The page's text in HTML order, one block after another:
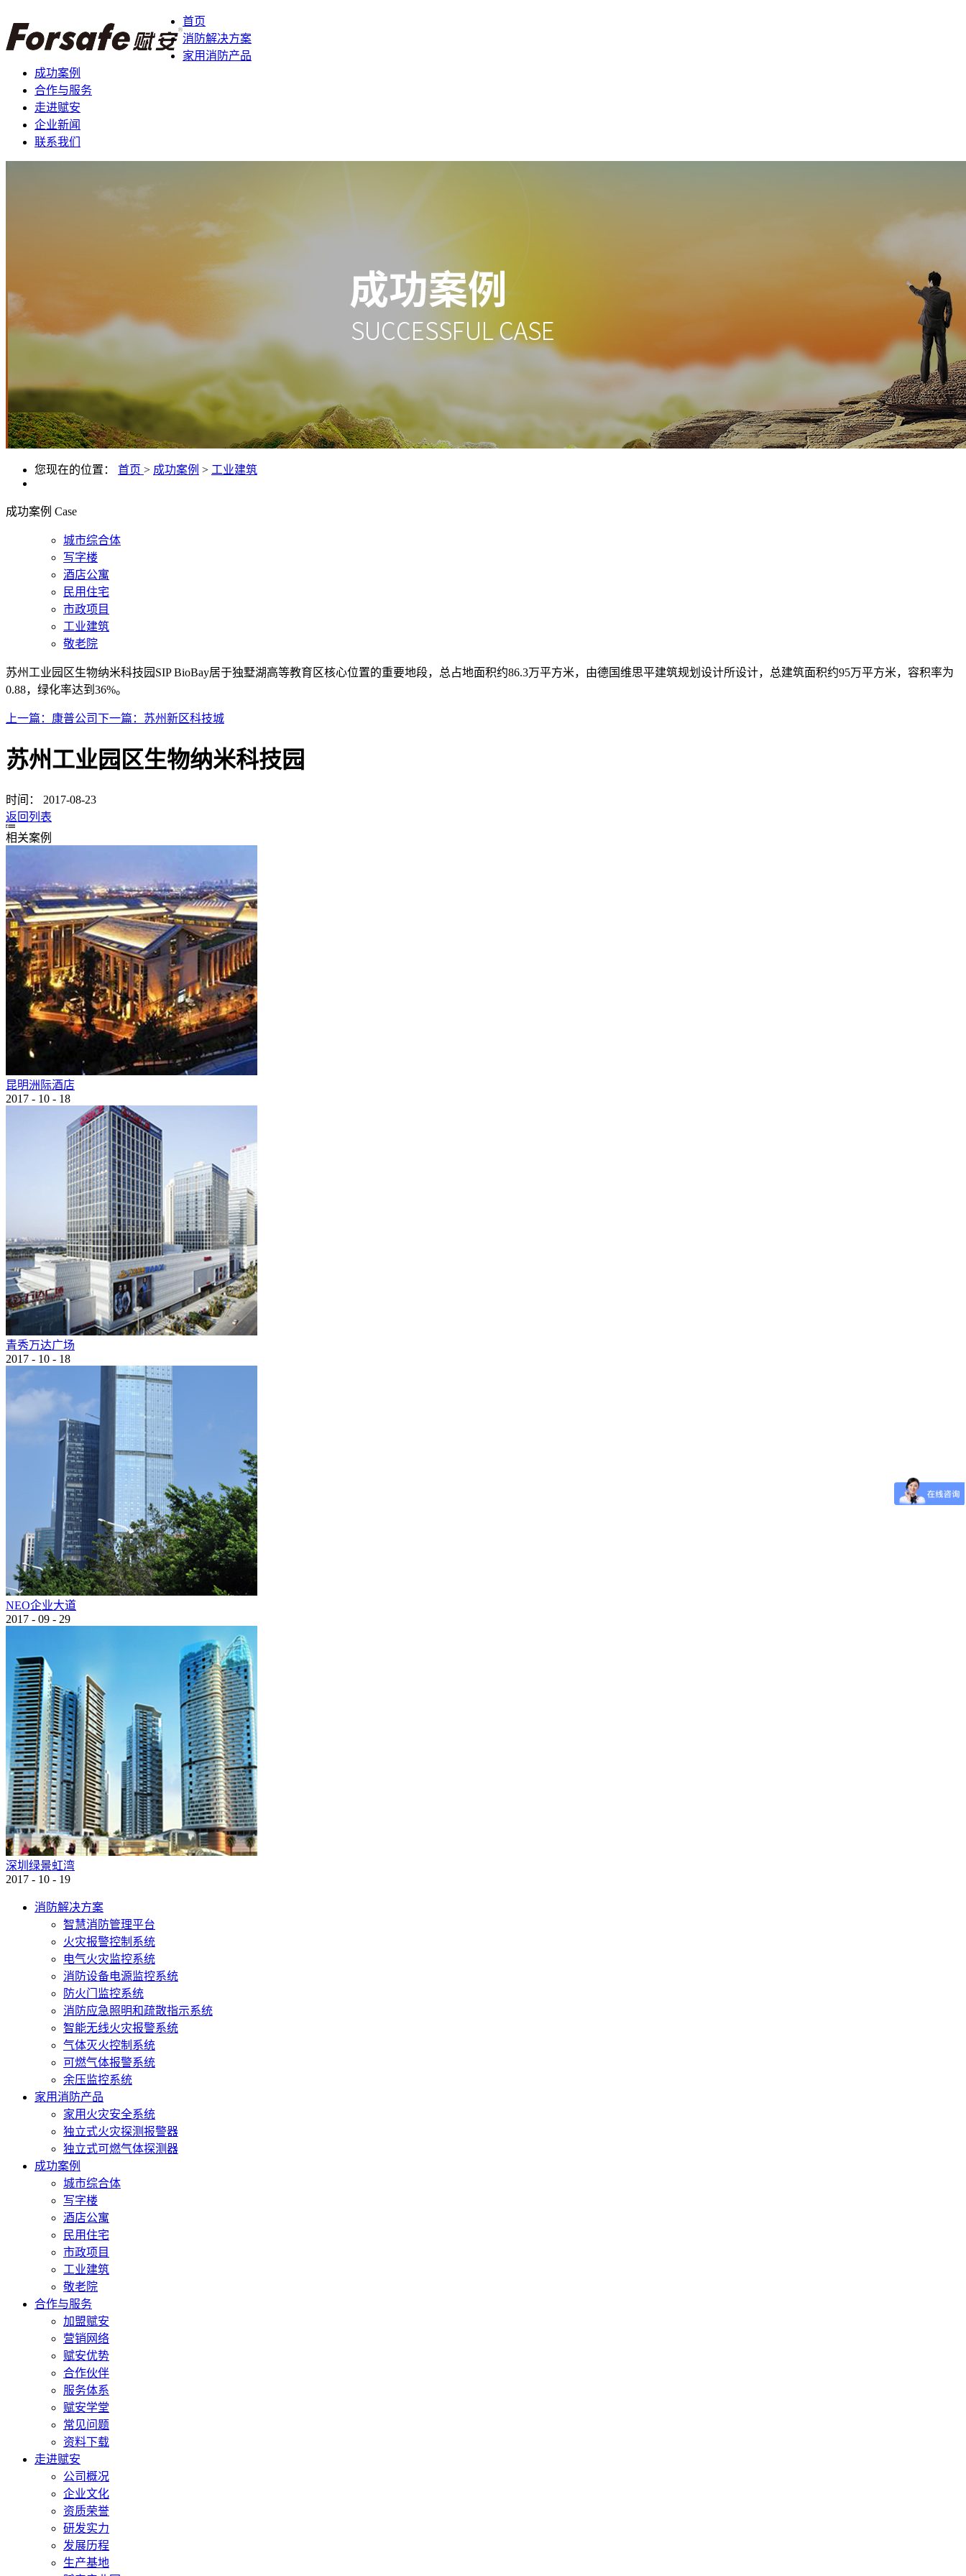
首页
消防解决方案
家用消防产品
成功案例
合作与服务
走进赋安
企业新闻
联系我们
您现在的位置： 首页 > 成功案例 > 工业建筑
成功案例 Case
城市综合体
写字楼
酒店公寓
民用住宅
市政项目
工业建筑
敬老院
苏州工业园区生物纳米科技园SIP BioBay居于独墅湖高等教育区核心位置的重要地段，总占地面积约86.3万平方米，由德国维思平建筑规划设计所设计，总建筑面积约95万平方米，容积率为
0.88，绿化率达到36%。
上一篇： 康普公司下一篇： 苏州新区科技城
苏州工业园区生物纳米科技园
时间：
2017-08-23
返回列表
相关案例
昆明洲际酒店
2017 - 10 - 18
青秀万达广场
2017 - 10 - 18
NEO企业大道
2017 - 09 - 29
深圳绿景虹湾
2017 - 10 - 19
消防解决方案
智慧消防管理平台
火灾报警控制系统
电气火灾监控系统
消防设备电源监控系统
防火门监控系统
消防应急照明和疏散指示系统
智能无线火灾报警系统
气体灭火控制系统
可燃气体报警系统
余压监控系统
家用消防产品
家用火灾安全系统
独立式火灾探测报警器
独立式可燃气体探测器
成功案例
城市综合体
写字楼
酒店公寓
民用住宅
市政项目
工业建筑
敬老院
合作与服务
加盟赋安
营销网络
赋安优势
合作伙伴
服务体系
赋安学堂
常见问题
资料下载
走进赋安
公司概况
企业文化
资质荣誉
研发实力
发展历程
生产基地